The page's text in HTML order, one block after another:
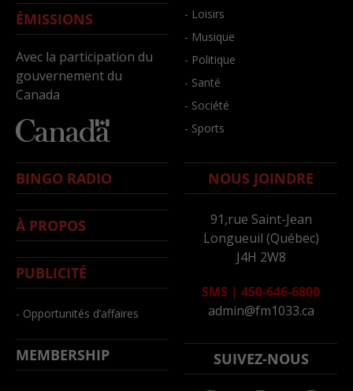
ÉMISSIONS
Avec la participation du
gouvernement du
Canada
- Loisirs
- Musique
- Politique
- Santé
- Société
- Sports
BINGO RADIO
À PROPOS
PUBLICITÉ
- Opportunités d’affaires
MEMBERSHIP
NOUS JOINDRE
91,rue Saint-Jean
Longueuil (Québec)
J4H 2W8
SMS | 450-646-6800
admin@fm1033.ca
SUIVEZ-NOUS